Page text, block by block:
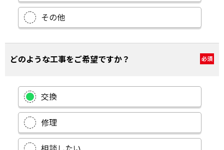
その他
どのような工事をご希望ですか？ 必須
交換
修理